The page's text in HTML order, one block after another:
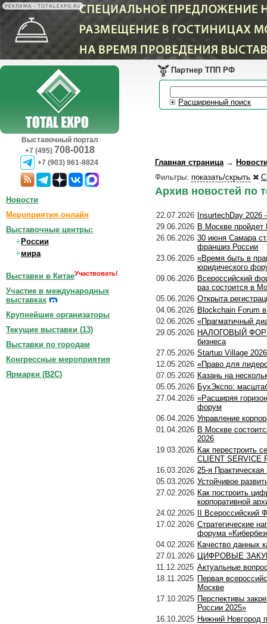
РЕКЛАМА • TOTALEXPO.RU
Выставочный портал
+7 (495) 708-0018
+7 (903) 961-8824
Партнер ТПП РФ
Расширенный поиск
Главная страница→
Фильтры: показать/скрыть
Архив новостей по
22.07.2026 InsurtechDay
29.06.2026 В Москве пройдет
26.06.2026 30 июня Самара
франшиз России
23.06.2026 «Время быть в
юридического
09.06.2026 Всероссийский
раз состоится в
05.06.2026 Открыта
04.06.2026 Blockchain Forum
02.06.2026 «Прагматичный
29.05.2026 НАЛОГОВЫЙ
бизнеса
27.05.2026 Startup Village
12.05.2026 «Право для
07.05.2026 Казань на
05.05.2026 БухЭкспо:
27.04.2026 «Расширяя
форум
06.04.2026 Управление
01.04.2026 В Москве
2026
19.03.2026 Как перестроить
CLIENT SERVICE
16.03.2026 25-я
05.03.2026 Устойчивое
27.02.2026 Как построить
корпоративной
24.02.2026
II Всероссийский
17.02.2026 Стратегические
форума
04.02.2026 Качество данных
27.01.2026 ЦИФРОВЫЕ
11.12.2025 Актуальные
18.11.2025 Первая
Москве
17.10.2025 Перспективы
России 2025»
16.10.2025 Нижний Новгород
Новости
Мероприятия онлайн
Выставочные центры:
России
мира
Выставки в КитаеУчаствовать!
Участие в международных
выставках
Крупнейшие организаторы
Текущие выставки (13)
Выставки по городам
Конгрессные мероприятия
Ярмарки (B2C)